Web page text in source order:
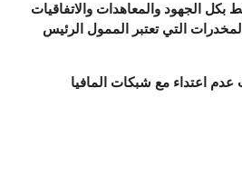
الجهود والمعاهدات والاتفاقيات
التي تعتبر الممول الرئيس
عدم اعتداء مع شبكات المافيا